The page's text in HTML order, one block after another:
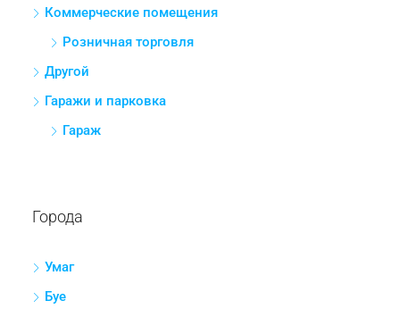
Коммерческие помещения
Розничная торговля
Другой
Гаражи и парковка
Гараж
Города
Умаг
Буе